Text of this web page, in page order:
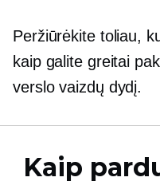
Peržiūrėkite toliau,
kaip galite greitai
verslo vaizdų dydį.
Kaip